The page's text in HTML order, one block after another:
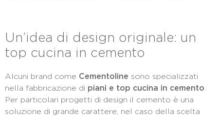
Un’idea di design originale: un
top cucina in cemento
Alcuni brand come Cementoline sono specializzati
nella fabbricazione di piani e top cucina in cemento
Per particolari progetti di design il cemento è una
soluzione di grande carattere, nel caso della scelta